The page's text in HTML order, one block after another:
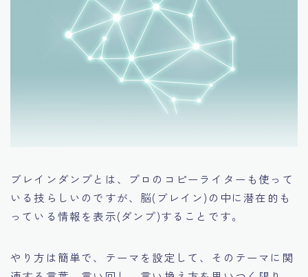
ブレインダンプとは、プロのコピーライターも使って
いる技らしいのですが、脳(ブレイン)の中に潜在的も
っている情報を表示(ダンプ)することです。
やり方は簡単で、テーマを設定して、そのテーマに関